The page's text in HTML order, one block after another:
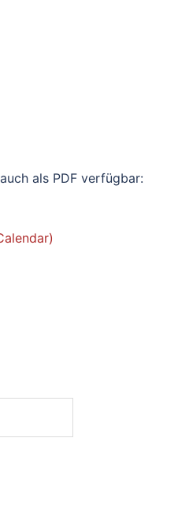
als PDF verfügbar: